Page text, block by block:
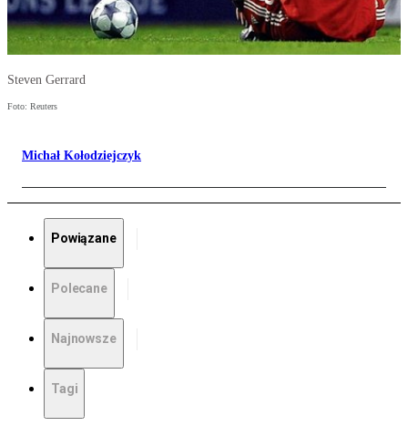
Steven Gerrard
Foto: Reuters
Michał Kołodziejczyk
Powiązane
Polecane
Najnowsze
Tagi